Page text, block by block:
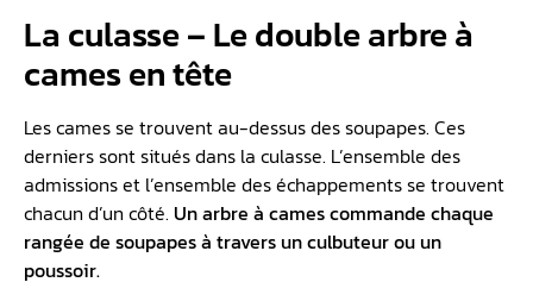
La culasse – Le double arbre à
cames en tête
Les cames se trouvent au-dessus des soupapes. Ces
derniers sont situés dans la culasse. L’ensemble des
admissions et l’ensemble des échappements se trouvent
chacun d’un côté. Un arbre à cames commande chaque
rangée de soupapes à travers un culbuteur ou un
poussoir.